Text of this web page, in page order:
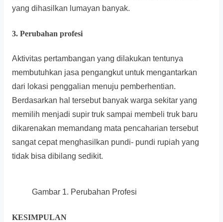
yang dihasilkan lumayan banyak.
3. Perubahan profesi
Aktivitas pertambangan yang dilakukan tentunya
membutuhkan jasa pengangkut untuk mengantarkan
dari lokasi penggalian menuju pemberhentian.
Berdasarkan hal tersebut banyak warga sekitar yang
memilih menjadi supir truk sampai membeli truk baru
dikarenakan memandang mata pencaharian tersebut
sangat cepat menghasilkan pundi- pundi rupiah yang
tidak bisa dibilang sedikit.
Gambar 1. Perubahan Profesi
KESIMPULAN